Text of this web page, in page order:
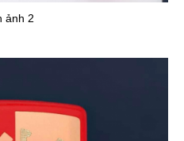
ảnh 2